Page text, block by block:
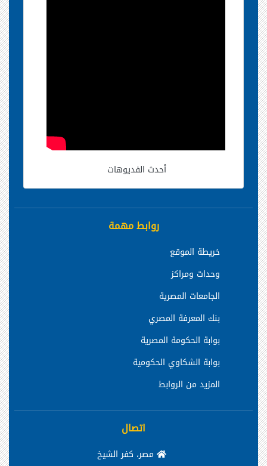
أحدث الفديوهات
روابط مهمة
خريطة الموقع
وحدات ومراكز
الجامعات المصرية
بنك المعرفة المصري
بوابة الحكومة المصرية
بوابة الشكاوي الحكومية
المزيد من الروابط
اتصال
مصر، كفر الشيخ